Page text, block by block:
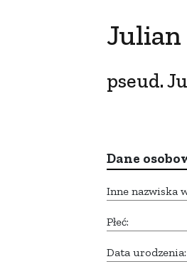
Julian
pseud.
Dane
Inne nazwiska
Płeć:
Data urodzenia: